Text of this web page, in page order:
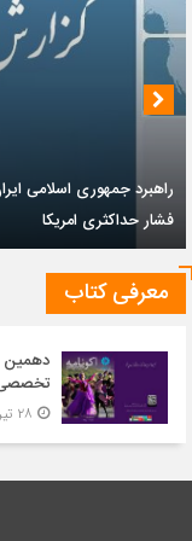
راهبرد جمهوری اسلامی
فشار حداکثری امریکا
معرفی کتاب
دهمین
تخصصی